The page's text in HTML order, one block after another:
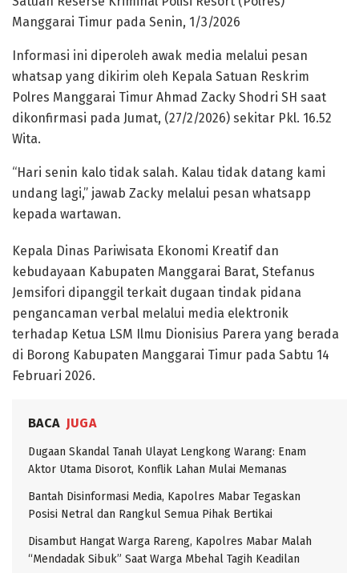
Manggarai Timur pada Senin, 1/3/2026
Informasi ini diperoleh awak media melalui pesan
whatsap yang dikirim oleh Kepala Satuan Reskrim
Polres Manggarai Timur Ahmad Zacky Shodri SH saat
dikonfirmasi pada Jumat, (27/2/2026) sekitar Pkl. 16.52
Wita.
“Hari senin kalo tidak salah. Kalau tidak datang kami
undang lagi,” jawab Zacky melalui pesan whatsapp
kepada wartawan.
Kepala Dinas Pariwisata Ekonomi Kreatif dan
kebudayaan Kabupaten Manggarai Barat, Stefanus
Jemsifori dipanggil terkait dugaan tindak pidana
pengancaman verbal melalui media elektronik
terhadap Ketua LSM Ilmu Dionisius Parera yang berada
di Borong Kabupaten Manggarai Timur pada Sabtu 14
Februari 2026.
BACA JUGA
Dugaan Skandal Tanah Ulayat Lengkong Warang: Enam
Aktor Utama Disorot, Konflik Lahan Mulai Memanas
Bantah Disinformasi Media, Kapolres Mabar Tegaskan
Posisi Netral dan Rangkul Semua Pihak Bertikai
Disambut Hangat Warga Rareng, Kapolres Mabar Malah
“Mendadak Sibuk” Saat Warga Mbehal Tagih Keadilan